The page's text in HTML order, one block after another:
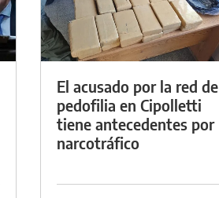
El acusado por la red de
pedofilia en Cipolletti
tiene antecedentes por
narcotráfico